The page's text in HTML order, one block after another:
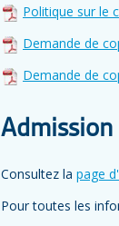
Politique sur le
Demande de
Demande de
Admission
Consultez la page
Pour toutes les